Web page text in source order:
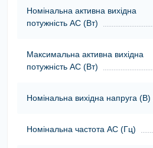
Номінальна активна вихідна
потужність АС (Вт)
Максимальна активна вихідна
потужність АС (Вт)
Номінальна вихідна напруга (В)
Номінальна частота АС (Гц)